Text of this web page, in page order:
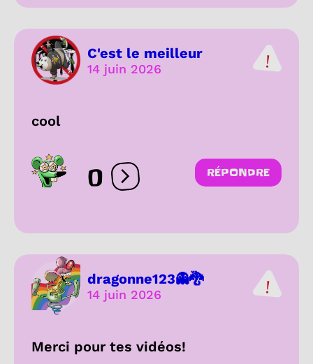
C'est le meilleur
14 juin 2026
cool
0 Ouvrir les réactions
RÉPONDRE
dragonne123👻🐉
14 juin 2026
Merci pour tes vidéos!